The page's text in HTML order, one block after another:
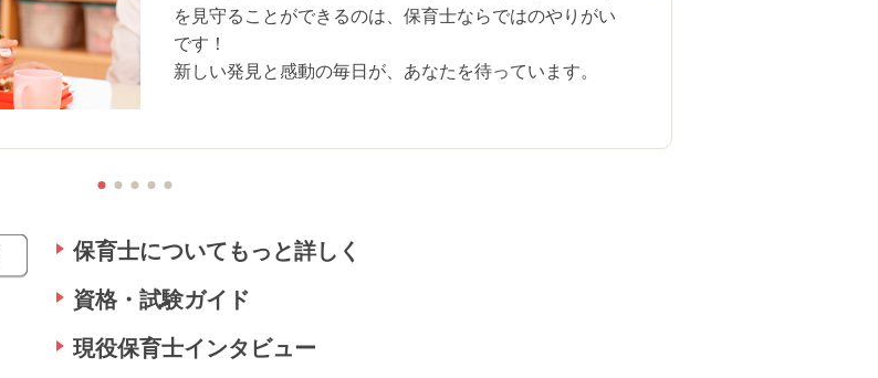
を見守ることができるのは、保育士ならではのやりがい
です！
新しい発見と感動の毎日が、あなたを待っています。
保育士についてもっと詳しく
資格・試験ガイド
現役保育士インタビュー